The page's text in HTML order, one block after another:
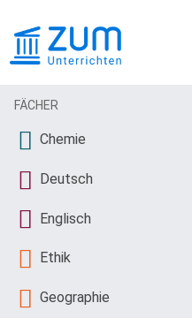
FÄCHER
Chemie
Deutsch
Englisch
Ethik
Geographie